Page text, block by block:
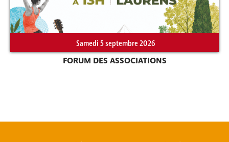
Samedi 5 septembre 2026
FORUM DES ASSOCIATIONS